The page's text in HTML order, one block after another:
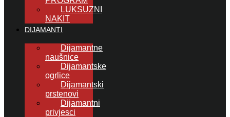
LUKSUZNI
NAKIT
DIJAMANTI
Dijamantne
naušnice
Dijamantske
ogrlice
Dijamantski
prstenovi
Dijamantni
privjesci